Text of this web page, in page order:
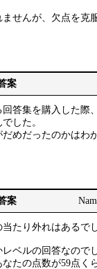
せんが、欠点を
案
答集を購入した
した。
めだったのかは
案
たり外れはあるで
ベルの回答なの
たの点数が59点